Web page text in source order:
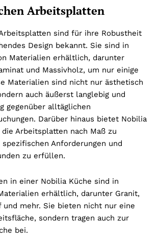
Arbeitsplatten
sind für ihre Robustheit
Design bekannt. Sie sind in
Materialien erhältlich, darunter
und Massivholz, um nur einige
Materialien sind nicht nur ästhetisch
auch äußerst langlebig und
gegenüber alltäglichen
Darüber hinaus bietet Nobilia
Arbeitsplatten nach Maß zu
Anforderungen und
zu erfüllen.
in einer Nobilia Küche sind in
erhältlich, darunter Granit,
und mehr. Sie bieten nicht nur eine
sondern tragen auch zur
bei.